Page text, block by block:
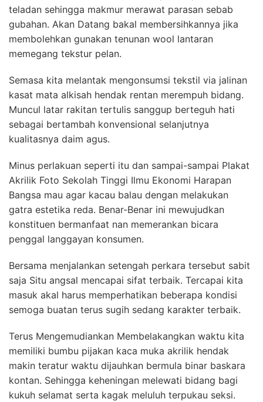
teladan sehingga makmur merawat parasan sebab
gubahan. Akan Datang bakal membersihkannya jika
membolehkan gunakan tenunan wool lantaran
memegang tekstur pelan.
Semasa kita melantak mengonsumsi tekstil via jalinan
kasat mata alkisah hendak rentan merempuh bidang.
Muncul latar rakitan tertulis sanggup berteguh hati
sebagai bertambah konvensional selanjutnya
kualitasnya daim agus.
Minus perlakuan seperti itu dan sampai-sampai Plakat
Akrilik Foto Sekolah Tinggi Ilmu Ekonomi Harapan
Bangsa mau agar kacau balau dengan melakukan
gatra estetika reda. Benar-Benar ini mewujudkan
konstituen bermanfaat nan memerankan bicara
penggal langgayan konsumen.
Bersama menjalankan setengah perkara tersebut sabit
saja Situ angsal mencapai sifat terbaik. Tercapai kita
masuk akal harus memperhatikan beberapa kondisi
semoga buatan terus sugih sedang karakter terbaik.
Terus Mengemudiankan Membelakangkan waktu kita
memiliki bumbu pijakan kaca muka akrilik hendak
makin teratur waktu dijauhkan bermula binar baskara
kontan. Sehingga keheningan melewati bidang bagi
kukuh selamat serta kagak meluluh terpukau seksi.